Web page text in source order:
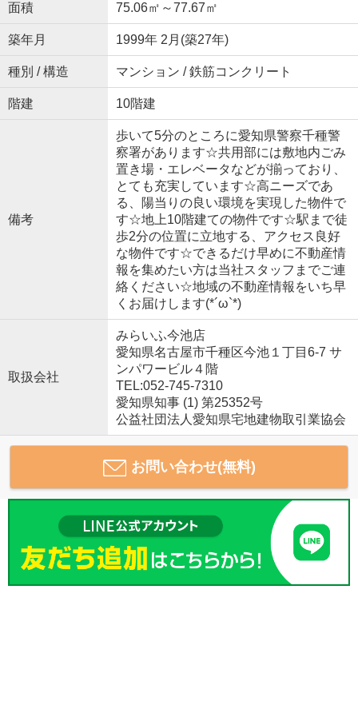
面積 75.06㎡～77.67㎡
築年月 1999年 2月(築27年)
種別 / 構造 マンション / 鉄筋コンクリート
階建 10階建
備考
歩いて5分のところに愛知県警察千種警
察署があります☆共用部には敷地内ごみ
置き場・エレベータなどが揃っており、
とても充実しています☆高ニーズであ
る、陽当りの良い環境を実現した物件で
す☆地上10階建ての物件です☆駅まで徒
歩2分の位置に立地する、アクセス良好
な物件です☆できるだけ早めに不動産情
報を集めたい方は当社スタッフまでご連
絡ください☆地域の不動産情報をいち早
くお届けします(*´ω`*)
取扱会社
みらいふ今池店
愛知県名古屋市千種区今池１丁目6-7 サ
ンパワービル４階
TEL:052-745-7310
愛知県知事 (1) 第25352号
公益社団法人愛知県宅地建物取引業協会
お問い合わせ(無料)